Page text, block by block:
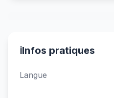
ℹ️Infos pratiques
Langue